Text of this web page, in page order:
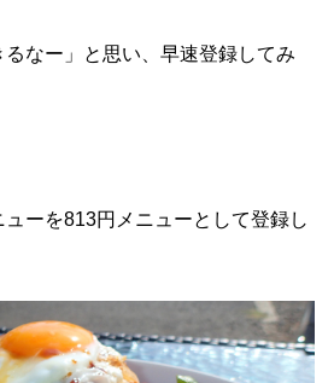
るなー」と思い、早速登録してみ
ーを813円メニューとして登録し